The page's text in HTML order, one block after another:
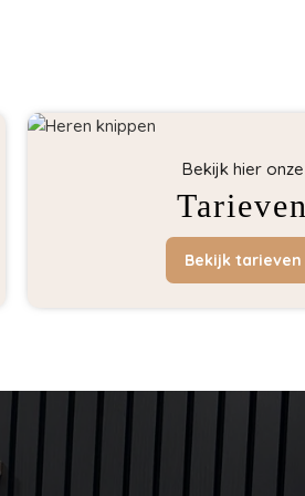
Bekijk hier onze
Tarieven
Bekijk tarieven